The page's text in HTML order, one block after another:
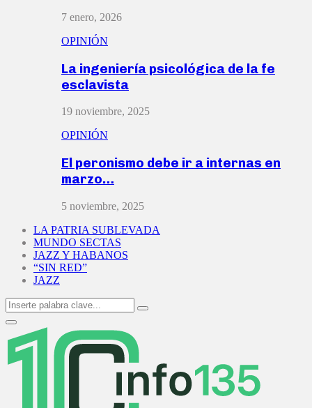
7 enero, 2026
OPINIÓN
La ingeniería psicológica de la fe
esclavista
19 noviembre, 2025
OPINIÓN
El peronismo debe ir a internas en
marzo…
5 noviembre, 2025
LA PATRIA SUBLEVADA
MUNDO SECTAS
JAZZ Y HABANOS
“SIN RED”
JAZZ
Search
for:
Search
Primary
Menu